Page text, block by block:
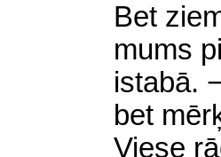
Bet
mums
istabā.
bet
Viese